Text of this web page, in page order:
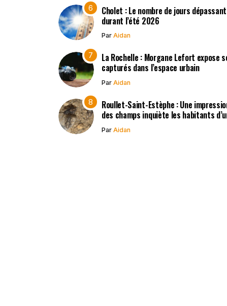
Cholet : Le nombre de jours
durant l’été 2026
Par Aidan
La Rochelle : Morgane Lefort
capturés dans l’espace urbain
Par Aidan
Roullet-Saint-Estèphe : Une
des champs inquiète les habitants
Par Aidan